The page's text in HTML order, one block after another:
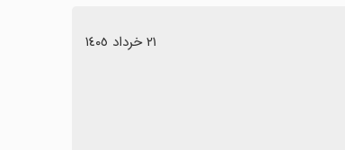
٢١ خرداد ١٤٠٥